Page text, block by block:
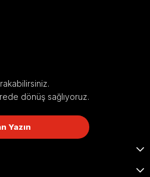
dönüş sağlıyoruz.
Yazın